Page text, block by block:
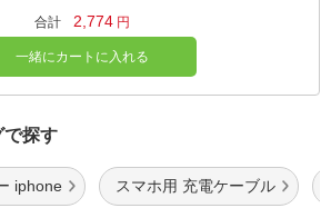
合計 2,774 円
一緒にカートに入れる
で探す
iphone スマホ用 充電ケーブル